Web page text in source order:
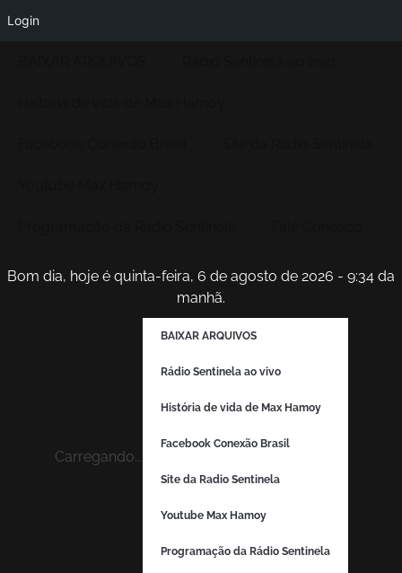
Bom dia, hoje é quinta-feira, 6 de agosto de 2026 - 9:34 da
manhã.
Carregando...
BAIXAR ARQUIVOS
Rádio Sentinela ao vivo
História de vida de Max Hamoy
Facebook Conexão Brasil
Site da Radio Sentinela
Youtube Max Hamoy
Programação da Rádio Sentinela
Login